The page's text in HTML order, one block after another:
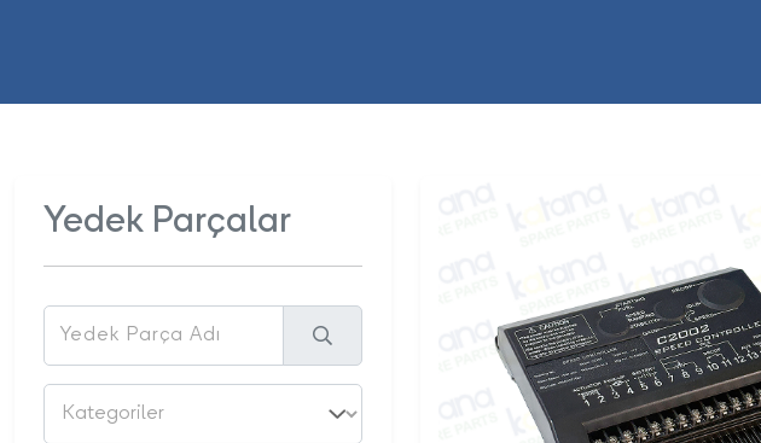
Yedek Parçalar